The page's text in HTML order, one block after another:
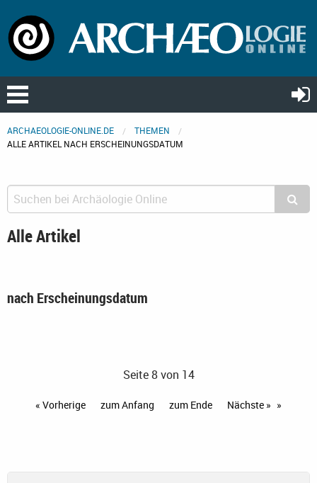
ARCHAEOLOGIE-ONLINE.DE
THEMEN
ALLE ARTIKEL NACH ERSCHEINUNGSDATUM
Alle Artikel
nach Erscheinungsdatum
Seite 8 von 14
« Vorherige zum Anfang zum Ende Nächste »